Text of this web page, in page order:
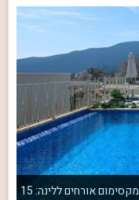
מקסימום אורחים ללינה: 15